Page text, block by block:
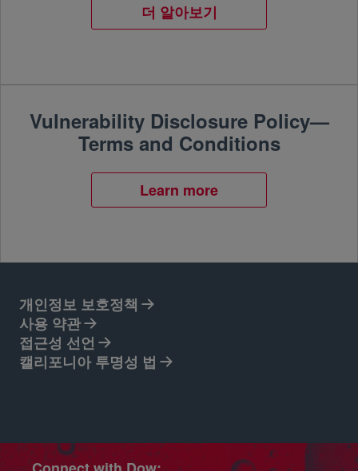
더 알아보기
Vulnerability Disclosure Policy—
Terms and Conditions
Learn more
새 탭에서 열림
개인정보 보호정책
사용 약관
접근성 선언
캘리포니아 투명성 법